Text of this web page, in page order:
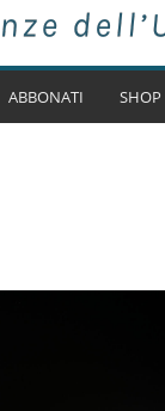
ABBONATI SHOP